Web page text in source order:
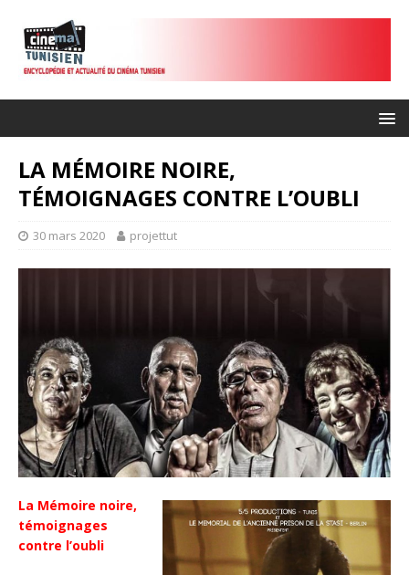
LA MÉMOIRE NOIRE,
TÉMOIGNAGES CONTRE L’OUBLI
30 mars 2020 projettut
La Mémoire noire,
témoignages
contre l’oubli